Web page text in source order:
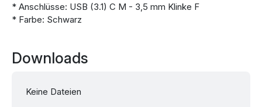
* Anschlüsse: USB (3.1) C M - 3,5 mm Klinke F
* Farbe: Schwarz
Downloads
Keine Dateien